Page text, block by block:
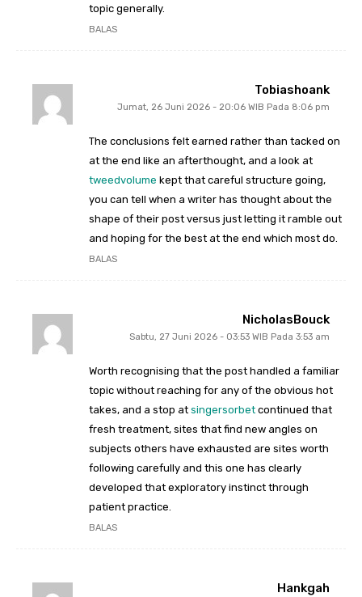
topic generally.
BALAS
Tobiashoank
Jumat, 26 Juni 2026 - 20:06 WIB Pada 8:06 pm
The conclusions felt earned rather than tacked on
at the end like an afterthought, and a look at
tweedvolume kept that careful structure going,
you can tell when a writer has thought about the
shape of their post versus just letting it ramble out
and hoping for the best at the end which most do.
BALAS
NicholasBouck
Sabtu, 27 Juni 2026 - 03:53 WIB Pada 3:53 am
Worth recognising that the post handled a familiar
topic without reaching for any of the obvious hot
takes, and a stop at singersorbet continued that
fresh treatment, sites that find new angles on
subjects others have exhausted are sites worth
following carefully and this one has clearly
developed that exploratory instinct through
patient practice.
BALAS
Hankgah